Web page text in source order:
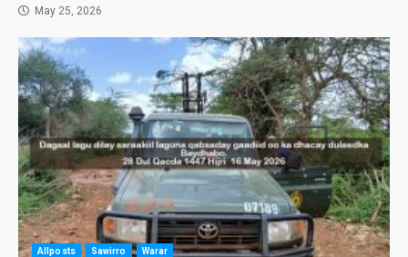
May 25, 2026
Allposts Sawirro Warar